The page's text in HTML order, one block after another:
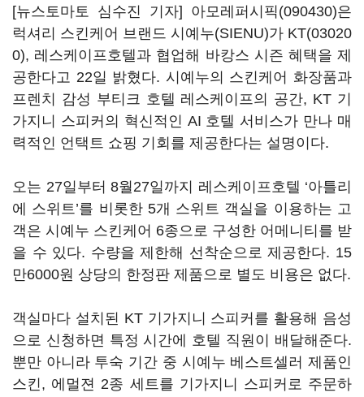
[뉴스토마토 심수진 기자] 아모레퍼시픽(090430)은
럭셔리 스킨케어 브랜드 시예누(SIENU)가 KT(03020
0), 레스케이프호텔과 협업해 바캉스 시즌 혜택을 제
공한다고 22일 밝혔다. 시예누의 스킨케어 화장품과
프렌치 감성 부티크 호텔 레스케이프의 공간, KT 기
가지니 스피커의 혁신적인 AI 호텔 서비스가 만나 매
력적인 언택트 쇼핑 기회를 제공한다는 설명이다.
오는 27일부터 8월27일까지 레스케이프호텔 ‘아틀리
에 스위트’를 비롯한 5개 스위트 객실을 이용하는 고
객은 시예누 스킨케어 6종으로 구성한 어메니티를 받
을 수 있다. 수량을 제한해 선착순으로 제공한다. 15
만6000원 상당의 한정판 제품으로 별도 비용은 없다.
객실마다 설치된 KT 기가지니 스피커를 활용해 음성
으로 신청하면 특정 시간에 호텔 직원이 배달해준다.
뿐만 아니라 투숙 기간 중 시예누 베스트셀러 제품인
스킨, 에멀젼 2종 세트를 기가지니 스피커로 주문하